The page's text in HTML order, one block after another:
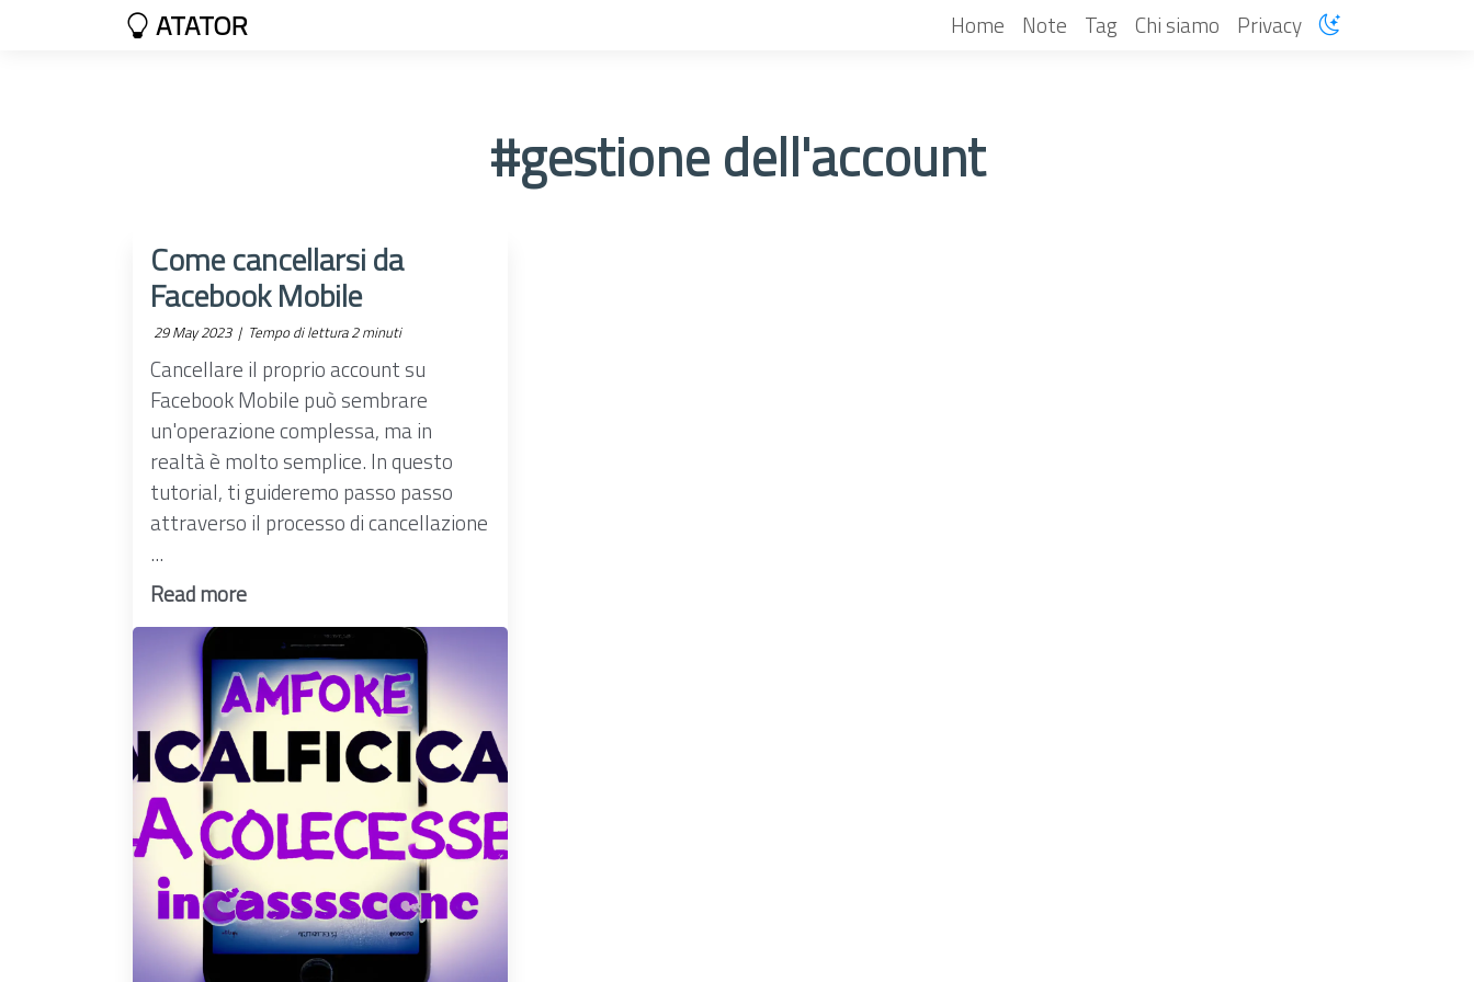
ATATOR Home Note Tag Chi siamo Privacy
#gestione dell'account
Come cancellarsi da
Facebook Mobile
29 May 2023 | Tempo di lettura 2 minuti
Cancellare il proprio account su
Facebook Mobile può sembrare
un'operazione complessa, ma in
realtà è molto semplice. In questo
tutorial, ti guideremo passo passo
attraverso il processo di cancellazione
...
Read more